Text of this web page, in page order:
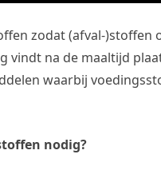
zodat (afval-)stoffen
vindt na de maaltijd
waarbij
nodig?